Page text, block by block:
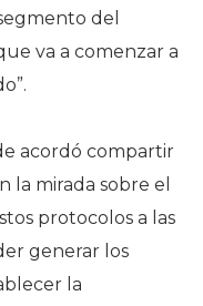
del
va a comenzar a
acordó compartir
la mirada sobre el
protocolos a las
generar los
la